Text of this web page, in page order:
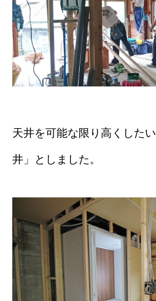
天井を可能な限り高くした
井」としました。